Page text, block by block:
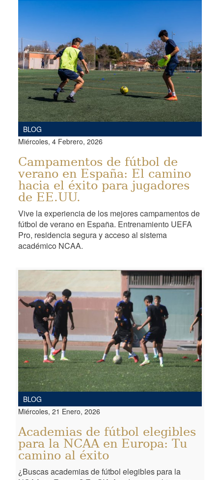
BLOG
Miércoles, 4 Febrero, 2026
Campamentos de fútbol de
verano en España: El camino
hacia el éxito para jugadores
de EE.UU.
Vive la experiencia de los mejores campamentos de
fútbol de verano en España. Entrenamiento UEFA
Pro, residencia segura y acceso al sistema
académico NCAA.
BLOG
Miércoles, 21 Enero, 2026
Academias de fútbol elegibles
para la NCAA en Europa: Tu
camino al éxito
¿Buscas academias de fútbol elegibles para la